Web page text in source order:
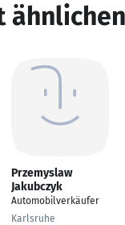
Przemyslaw
Jakubczyk
Automobilverkäufer
Karlsruhe